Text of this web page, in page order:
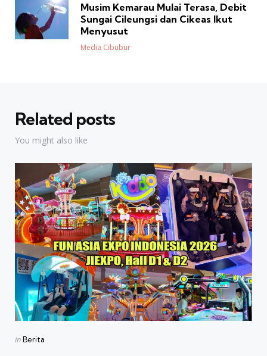
Musim Kemarau Mulai Terasa, Debit
Sungai Cileungsi dan Cikeas Ikut
Menyusut
Posted
Media Cibubur
Related posts
You might also like
Categories
Posted
inBerita